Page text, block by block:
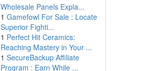
Wholesale Panels Expla...
1 Gamefowl For Sale : Locate
Superior Fighti...
1 Perfect Hit Ceramics:
Reaching Mastery in Your ...
1 SecureBackup Affiliate
Program : Earn While ...